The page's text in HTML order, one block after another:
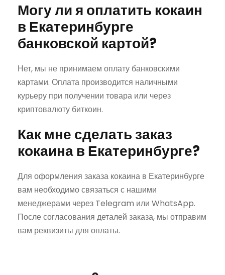
Могу ли я оплатить кокаин
в Екатеринбурге
банковской картой?
Нет, мы не принимаем оплату банковскими
картами. Оплата производится наличными
курьеру при получении товара или через
криптовалюту биткоин.
Как мне сделать заказ
кокаина в Екатеринбурге?
Для оформления заказа кокаина в Екатеринбурге
вам необходимо связаться с нашими
менеджерами через Telegram или WhatsApp.
После согласования деталей заказа, мы отправим
вам реквизиты для оплаты.